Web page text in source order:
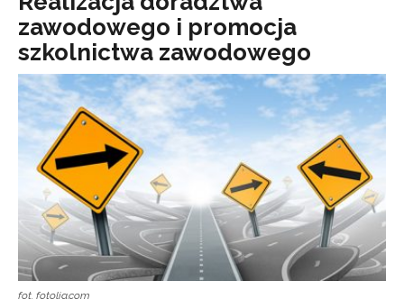
zawodowego i promocja
szkolnictwa zawodowego
fot. fotolia.com